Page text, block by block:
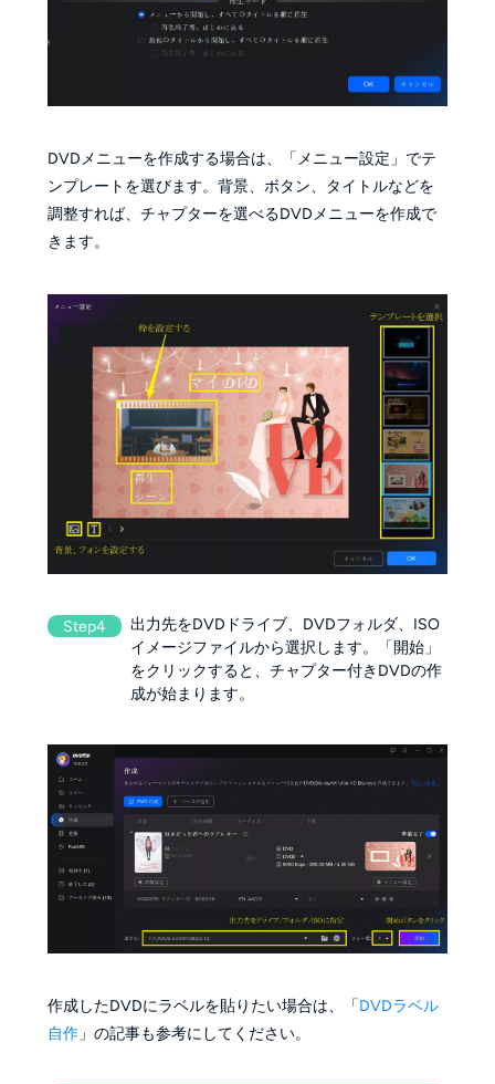
DVDメニューを作成する場合は、「メニュー設定」でテ
ンプレートを選びます。背景、ボタン、タイトルなどを
調整すれば、チャプターを選べるDVDメニューを作成で
きます。
Step4
出力先をDVDドライブ、DVDフォルダ、ISO
イメージファイルから選択します。「開始」
をクリックすると、チャプター付きDVDの作
成が始まります。
作成したDVDにラベルを貼りたい場合は、「DVDラベル
自作」の記事も参考にしてください。